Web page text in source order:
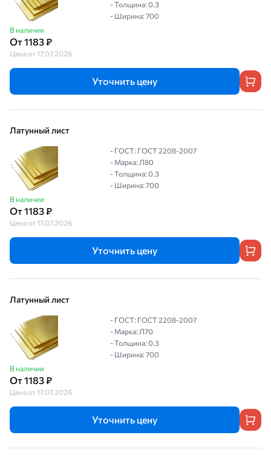
В наличии
От 1183 ₽
Цена от 17.07.2026
- Толщина: 0.3
- Ширина: 700
Уточнить цену
Латунный лист
В наличии
От 1183 ₽
Цена от 17.07.2026
- ГОСТ: ГОСТ 2208-2007
- Марка: Л80
- Толщина: 0.3
- Ширина: 700
Уточнить цену
Латунный лист
В наличии
От 1183 ₽
Цена от 17.07.2026
- ГОСТ: ГОСТ 2208-2007
- Марка: Л70
- Толщина: 0.3
- Ширина: 700
Уточнить цену